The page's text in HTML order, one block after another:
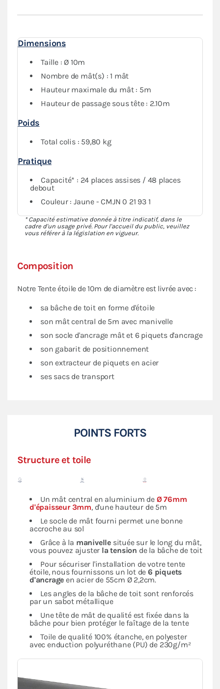
Composition
Notre Tente étoile de 10m de diamètre est livrée avec :
sa bâche de toit en forme d'étoile
son mât central de 5m avec manivelle
son socle d'ancrage mât et 6 piquets d'ancrage
son gabarit de positionnement
son extracteur de piquets en acier
ses sacs de transport
Dimensions
Taille : Ø 10m
Nombre de mât(s) : 1 mât
Hauteur maximale du mât : 5m
Hauteur de passage sous tête : 2.10m
Poids
Total colis : 59,80 kg
Pratique
Capacité* : 24 places assises / 48 places
debout
Couleur : Jaune - CMJN 0 21 93 1
* Capacité estimative donnée à titre indicatif, dans le
cadre d'un usage privé. Pour l'accueil du public, veuillez
vous référer à la législation en vigueur.
POINTS FORTS
Structure et toile
Un mât central en aluminium de Ø 76mm
d'épaisseur 3mm, d'une hauteur de 5m
Le socle de mât fourni permet une bonne
accroche au sol
Grâce à la manivelle située sur le long du mât,
vous pouvez ajuster la tension de la bâche de toit
Pour sécuriser l'installation de votre tente
étoile, nous fournissons un lot de6 piquets
d'ancrage en acier de 55cm Ø 2,2cm.
Les angles de la bâche de toit sont renforcés
par un sabot métallique
Une tête de mât de qualité est fixée dans la
bâche pour bien protéger le faîtage de la tente
Toile de qualité 100% étanche, en polyester
avec enduction polyuréthane (PU) de 230g/m²